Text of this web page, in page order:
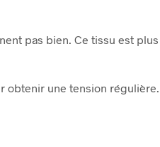
pas bien. Ce tissu est plus
une tension